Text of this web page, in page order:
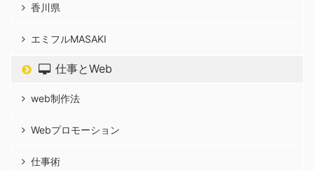
香川県
エミフルMASAKI
仕事とWeb
web制作法
Webプロモーション
仕事術